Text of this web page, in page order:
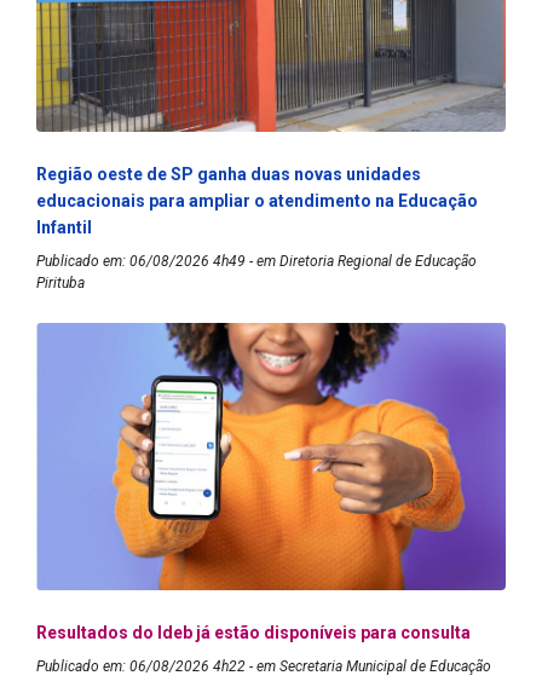
Região oeste de SP ganha duas novas unidades
educacionais para ampliar o atendimento na Educação
Infantil
Publicado em: 06/08/2026 4h49 - em Diretoria Regional de Educação
Pirituba
Resultados do Ideb já estão disponíveis para consulta
Publicado em: 06/08/2026 4h22 - em Secretaria Municipal de Educação